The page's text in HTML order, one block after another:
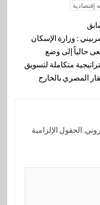
إقتصادية
: وزارة الإسكان
حالياً إلى وضع
متكاملة لتسويق
المصري بالخارج
الحقول الإلزامية